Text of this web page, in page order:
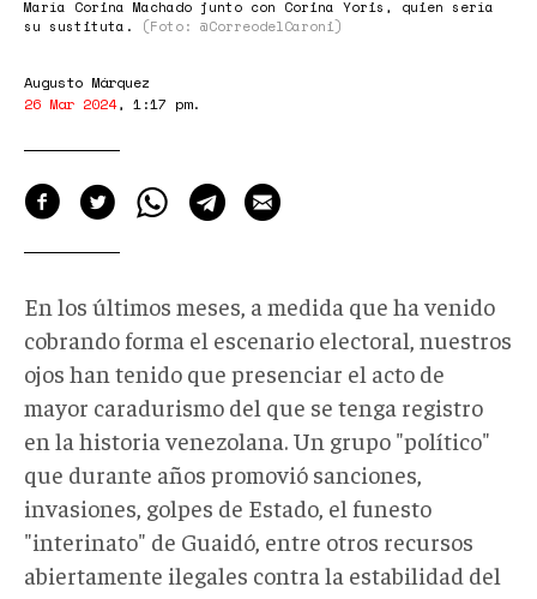
María Corina Machado junto con Corina Yoris, quien sería
su sustituta.
(Foto: @CorreodelCaroni)
Augusto Márquez
26 Mar 2024, 1:17 pm.
En los últimos meses, a medida que ha venido
cobrando forma el escenario electoral, nuestros
ojos han tenido que presenciar el acto de
mayor caradurismo del que se tenga registro
en la historia venezolana. Un grupo "político"
que durante años promovió sanciones,
invasiones, golpes de Estado, el funesto
"interinato" de Guaidó, entre otros recursos
abiertamente ilegales contra la estabilidad del